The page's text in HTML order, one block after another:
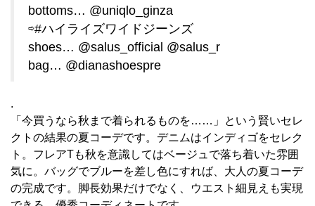
bottoms… @uniqlo_ginza
⇨#ハイライズワイドジーンズ
shoes… @salus_official @salus_r
bag… @dianashoespre
.
「今買うなら秋まで着られるものを……」という賢いセレ
クトの結果の夏コーデです。デニムはインディゴをセレク
ト。フレアTも秋を意識してはベージュで落ち着いた雰囲
気に。バッグでブルーを差し色にすれば、大人の夏コーデ
の完成です。脚長効果だけでなく、ウエスト細見えも実現